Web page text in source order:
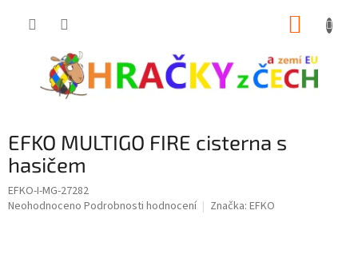
EFKO MULTIGO FIRE cisterna s
hasičem
EFKO-I-MG-27282
Průměrné
Neohodnoceno Podrobnosti hodnocení Značka: EFKO